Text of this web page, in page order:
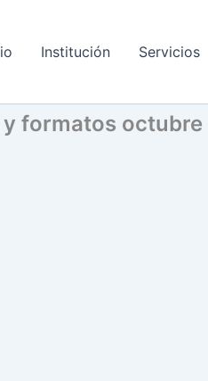
Institución Servicios
formatos octubre